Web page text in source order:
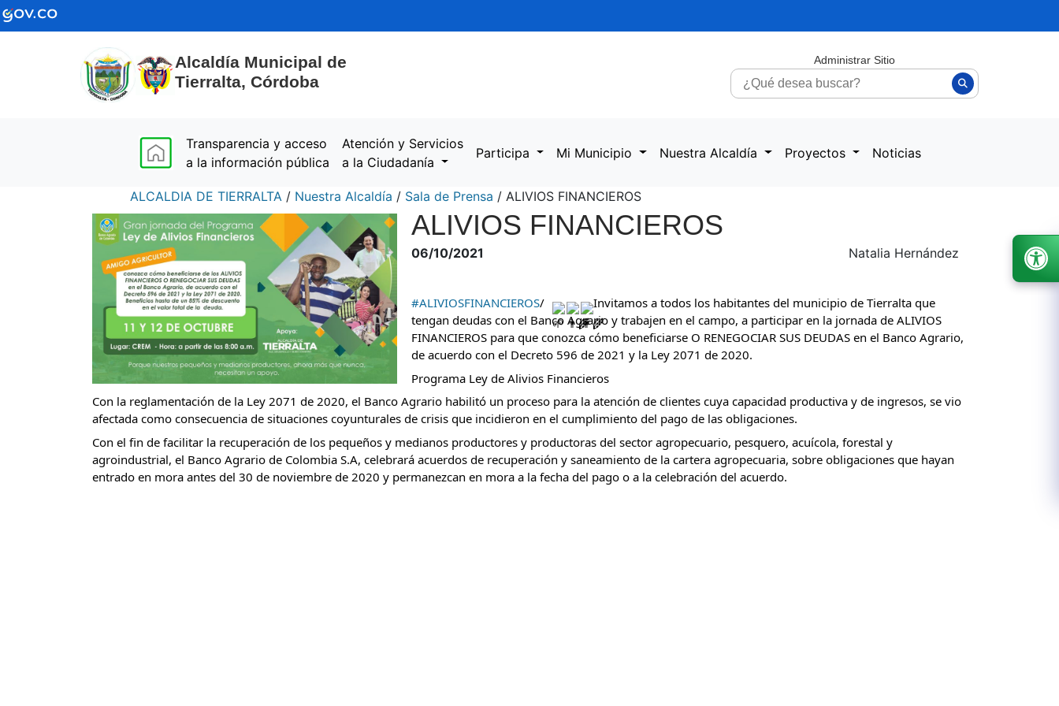
Alcaldía Municipal de
Tierralta, Córdoba
Administrar Sitio
(current)
Transparencia y acceso
a la información pública
Atención y Servicios
a la Ciudadanía
Participa Mi Municipio Nuestra Alcaldía Proyectos Noticias
ALCALDIA DE TIERRALTA / Nuestra Alcaldía / Sala de Prensa / ALIVIOS FINANCIEROS
ALIVIOS FINANCIEROS
06/10/2021 Natalia Hernández
#ALIVIOSFINANCIEROS/
Invitamos a todos los habitantes del municipio de Tierralta que
tengan deudas con el Banco Agrario y trabajen en el campo, a participar en la jornada de ALIVIOS
FINANCIEROS para que conozca cómo beneficiarse O RENEGOCIAR SUS DEUDAS en el Banco Agrario,
de acuerdo con el Decreto 596 de 2021 y la Ley 2071 de 2020.
Programa Ley de Alivios Financieros
Con la reglamentación de la Ley 2071 de 2020, el Banco Agrario habilitó un proceso para la atención de clientes cuya capacidad productiva y de ingresos, se vio
afectada como consecuencia de situaciones coyunturales de crisis que incidieron en el cumplimiento del pago de las obligaciones.
Con el fin de facilitar la recuperación de los pequeños y medianos productores y productoras del sector agropecuario, pesquero, acuícola, forestal y
agroindustrial, el Banco Agrario de Colombia S.A, celebrará acuerdos de recuperación y saneamiento de la cartera agropecuaria, sobre obligaciones que hayan
entrado en mora antes del 30 de noviembre de 2020 y permanezcan en mora a la fecha del pago o a la celebración del acuerdo.